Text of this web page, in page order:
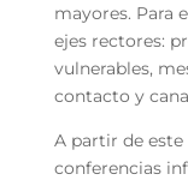
mayores. Para
ejes rectores:
vulnerables,
contacto y
A partir de este
conferencias